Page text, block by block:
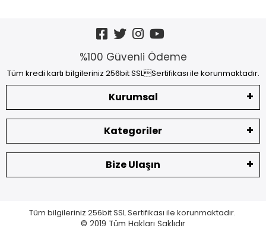
%100 Güvenli Ödeme
Tüm kredi kartı bilgileriniz 256bit SSLSertifikası ile korunmaktadır.
Kurumsal
Kategoriler
Bize Ulaşın
Tüm bilgileriniz 256bit SSL Sertifikası ile korunmaktadır.